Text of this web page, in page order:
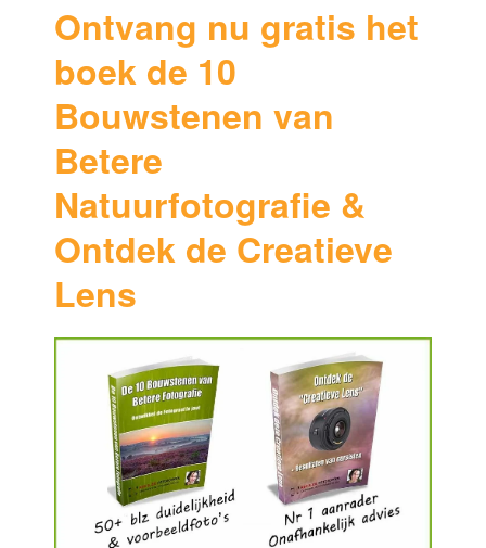
Ontvang nu gratis het
boek de 10
Bouwstenen van
Betere
Natuurfotografie &
Ontdek de Creatieve
Lens